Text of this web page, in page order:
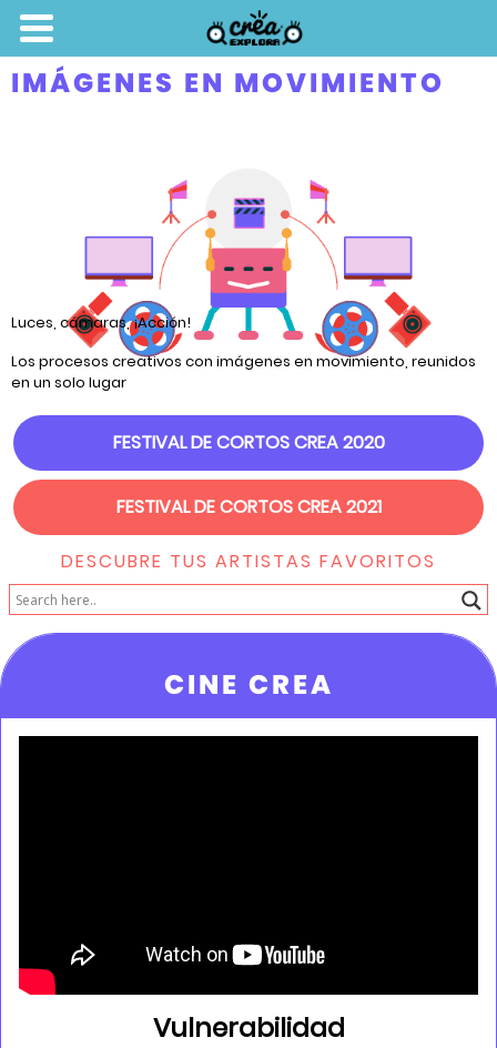
IMÁGENES EN MOVIMIENTO
Luces, cámaras, ¡Acción!
Los procesos creativos con imágenes en movimiento, reunidos
en un solo lugar
FESTIVAL DE CORTOS CREA 2020
FESTIVAL DE CORTOS CREA 2021
DESCUBRE TUS ARTISTAS FAVORITOS
CINE CREA
Vulnerabilidad